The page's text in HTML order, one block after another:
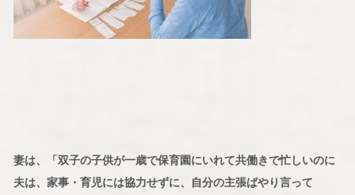
妻は、「双子の子供が一歳で保育園にいれて共働きで忙しいのに
夫は、家事・育児には協力せずに、自分の主張ばやり言って